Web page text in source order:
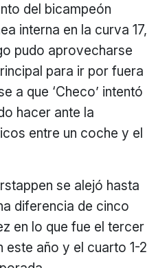
del bicampeón
interna en la curva 17,
pudo aprovecharse
para ir por fuera
a que ‘Checo’ intentó
hacer ante la
entre un coche y el
se alejó hasta
diferencia de cinco
en lo que fue el tercer
este año y el cuarto 1-2